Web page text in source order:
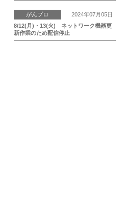
がんプロ
2024年07月05日
8/12(月)・13(火) ネットワーク機器更
新作業のため配信停止